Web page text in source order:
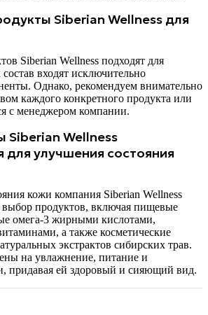
Siberian Wellness для
Siberian Wellness подходят для
входят исключительно
Однако, рекомендуем внимательно
каждого конкретного продукта или
с менеджером компании.
Siberian Wellness
улучшения состояния
кожи компания Siberian Wellness
продуктов, включая пищевые
омега-3 жирными кислотами,
а также косметические
экстрактов сибирских трав.
на увлажнение, питание и
придавая ей здоровый и сияющий вид.